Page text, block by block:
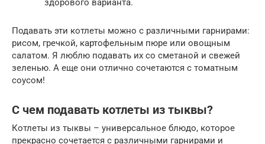
здорового варианта.
Подавать эти котлеты можно с различными гарнирами:
рисом, гречкой, картофельным пюре или овощным
салатом. Я люблю подавать их со сметаной и свежей
зеленью. А еще они отлично сочетаются с томатным
соусом!
С чем подавать котлеты из тыквы?
Котлеты из тыквы – универсальное блюдо, которое
прекрасно сочетается с различными гарнирами и